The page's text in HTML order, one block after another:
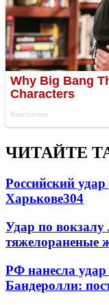
ЧИТАЙТЕ
Российский
Харькове304
Удар по вокзалу
тяжелораненые
РФ нанесла
Бандеролли: